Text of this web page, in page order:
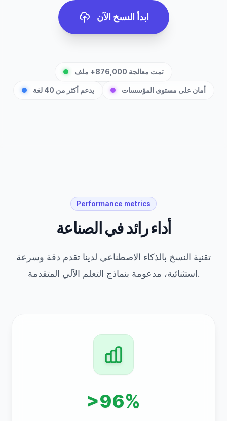
ابدأ النسخ الآن
تمت معالجة 876,000+ ملف
يدعم أكثر من 40 لغة أمان على مستوى المؤسسات
Performance metrics
أداء رائد في الصناعة
تقنية النسخ بالذكاء الاصطناعي لدينا تقدم دقة وسرعة
استثنائية، مدعومة بنماذج التعلم الآلي المتقدمة.
>96%